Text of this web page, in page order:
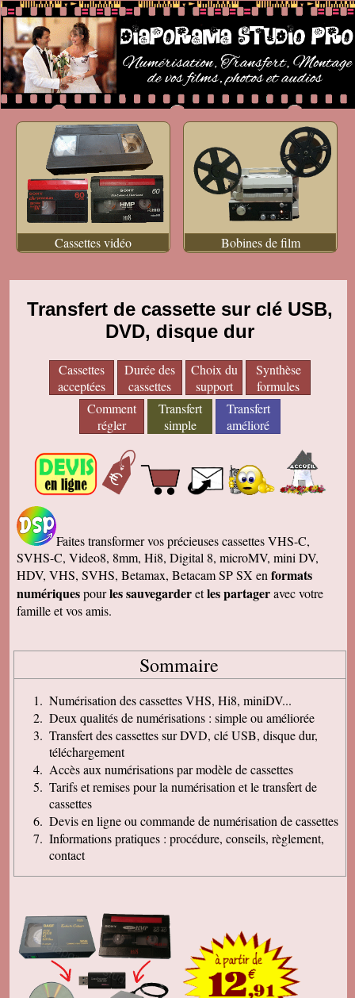
Cassettes vidéo Bobines de film
Transfert de cassette sur clé USB,
DVD, disque dur
Cassettes
acceptées
Durée des
cassettes
Choix du
support
Synthèse
formules
Comment
régler
Transfert
simple
Transfert
amélioré
Faites transformer vos précieuses cassettes VHS-C,
SVHS-C, Video8, 8mm, Hi8, Digital 8, microMV, mini DV,
HDV, VHS, SVHS, Betamax, Betacam SP SX en formats
numériquespourles sauvegarderetles partageravec votre
famille et vos amis.
Sommaire
Numérisation des cassettes VHS, Hi8, miniDV...
Deux qualités de numérisations : simple ou améliorée
Transfert des cassettes sur DVD, clé USB, disque dur,
téléchargement
Accès aux numérisations par modèle de cassettes
Tarifs et remises pour la numérisation et le transfert de
cassettes
Devis en ligne ou commande de numérisation de cassettes
Informations pratiques : procédure, conseils, règlement,
contact